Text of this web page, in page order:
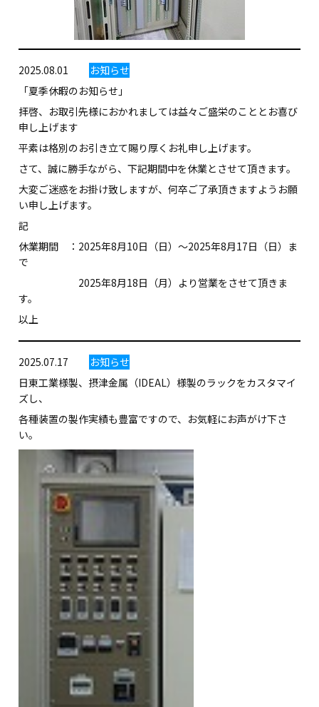
2025.08.01
お知らせ
「夏季休暇のお知らせ」
拝啓、お取引先様におかれましては益々ご盛栄のこととお喜び
申し上げます
平素は格別のお引き立て賜り厚くお礼申し上げます。
さて、誠に勝手ながら、下記期間中を休業とさせて頂きます。
大変ご迷惑をお掛け致しますが、何卒ご了承頂きますようお願
い申し上げます。
記
休業期間 ：2025年8月10日（日）～2025年8月17日（日）ま
で
2025年8月18日（月）より営業をさせて頂きま
す。
以上
2025.07.17
お知らせ
日東工業様製、摂津金属（IDEAL）様製のラックをカスタマイ
ズし、
各種装置の製作実績も豊富ですので、お気軽にお声がけ下さ
い。